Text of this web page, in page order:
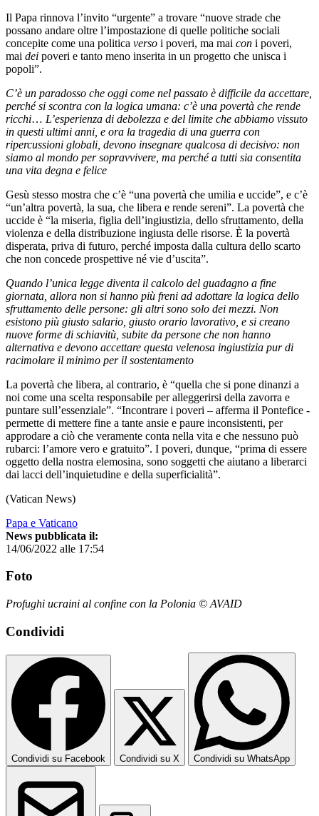
Il Papa rinnova l’invito “urgente” a trovare “nuove strade che
possano andare oltre l’impostazione di quelle politiche sociali
concepite come una politica verso i poveri, ma mai con i poveri,
mai dei poveri e tanto meno inserita in un progetto che unisca i
popoli”.
C’è un paradosso che oggi come nel passato è difficile da accettare,
perché si scontra con la logica umana: c’è una povertà che rende
ricchi… L’esperienza di debolezza e del limite che abbiamo vissuto
in questi ultimi anni, e ora la tragedia di una guerra con
ripercussioni globali, devono insegnare qualcosa di decisivo: non
siamo al mondo per sopravvivere, ma perché a tutti sia consentita
una vita degna e felice
Gesù stesso mostra che c’è “una povertà che umilia e uccide”, e c’è
“un’altra povertà, la sua, che libera e rende sereni”. La povertà che
uccide è “la miseria, figlia dell’ingiustizia, dello sfruttamento, della
violenza e della distribuzione ingiusta delle risorse. È la povertà
disperata, priva di futuro, perché imposta dalla cultura dello scarto
che non concede prospettive né vie d’uscita”.
Quando l’unica legge diventa il calcolo del guadagno a fine
giornata, allora non si hanno più freni ad adottare la logica dello
sfruttamento delle persone: gli altri sono solo dei mezzi. Non
esistono più giusto salario, giusto orario lavorativo, e si creano
nuove forme di schiavitù, subite da persone che non hanno
alternativa e devono accettare questa velenosa ingiustizia pur di
racimolare il minimo per il sostentamento
La povertà che libera, al contrario, è “quella che si pone dinanzi a
noi come una scelta responsabile per alleggerirsi della zavorra e
puntare sull’essenziale”. “Incontrare i poveri – afferma il Pontefice -
permette di mettere fine a tante ansie e paure inconsistenti, per
approdare a ciò che veramente conta nella vita e che nessuno può
rubarci: l’amore vero e gratuito”. I poveri, dunque, “prima di essere
oggetto della nostra elemosina, sono soggetti che aiutano a liberarci
dai lacci dell’inquietudine e della superficialità”.
(Vatican News)
Papa e Vaticano
News pubblicata il:
14/06/2022 alle 17:54
Foto
Profughi ucraini al confine con la Polonia © AVAID
Condividi
Condividi su Facebook Condividi su X Condividi su WhatsApp